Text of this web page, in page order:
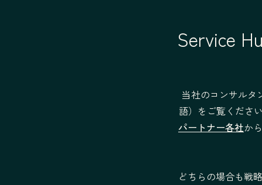
Service
当社のコンサルタ
語）をご覧くださ
パートナー各社か
どちらの場合も戦